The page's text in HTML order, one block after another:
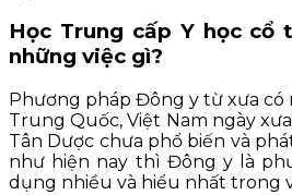
Học Trung cấp Y học cổ
những việc gì?
Phương pháp Đông y từ xưa
Trung Quốc, Việt Nam ngày
Tân Dược chưa phổ biến và
như hiện nay thì Đông y là
dụng nhiều và hiểu nhất trong